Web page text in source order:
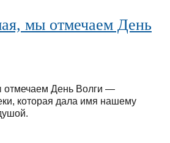
мы отмечаем День
отмечаем День Волги —
которая дала имя нашему